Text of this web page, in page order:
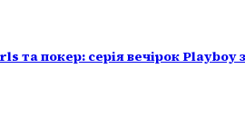
та покер: серія вечірок